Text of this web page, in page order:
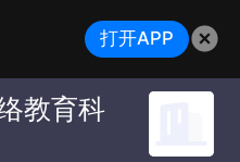
教育科
打开APP